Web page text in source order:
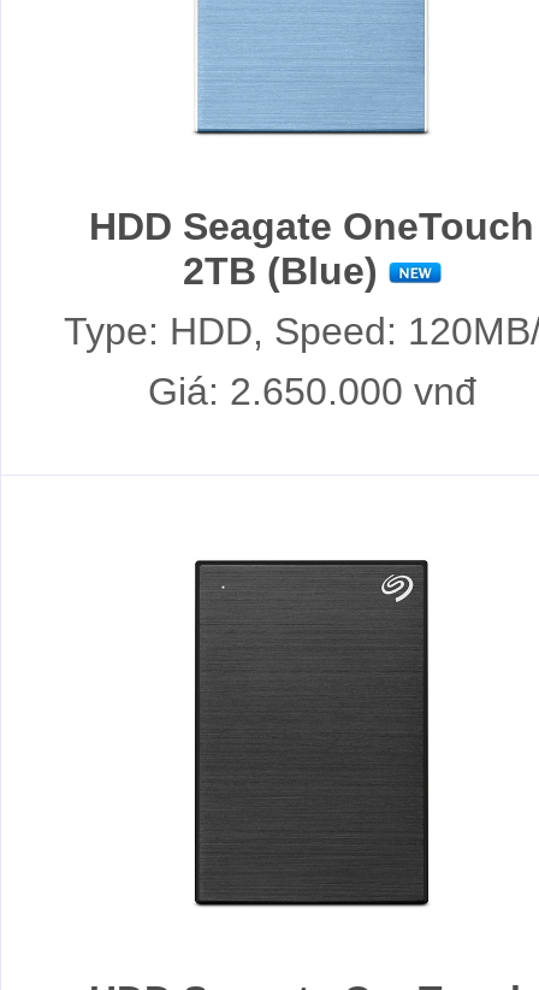
HDD Seagate OneTouch
2TB (Blue)
Type: HDD, Speed:
Giá: 2.650.000 vnđ